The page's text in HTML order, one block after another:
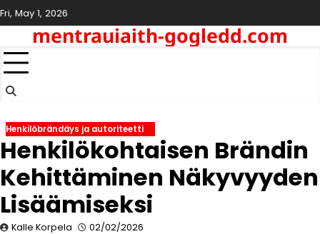
Skip
to
content
Fri, May 1, 2026
mentrauiaith-gogledd.com
Henkilöbrändäys ja autoriteetti
Henkilökohtaisen Brändin
Kehittäminen Näkyvyyden
Lisäämiseksi
Kalle Korpela 02/02/2026